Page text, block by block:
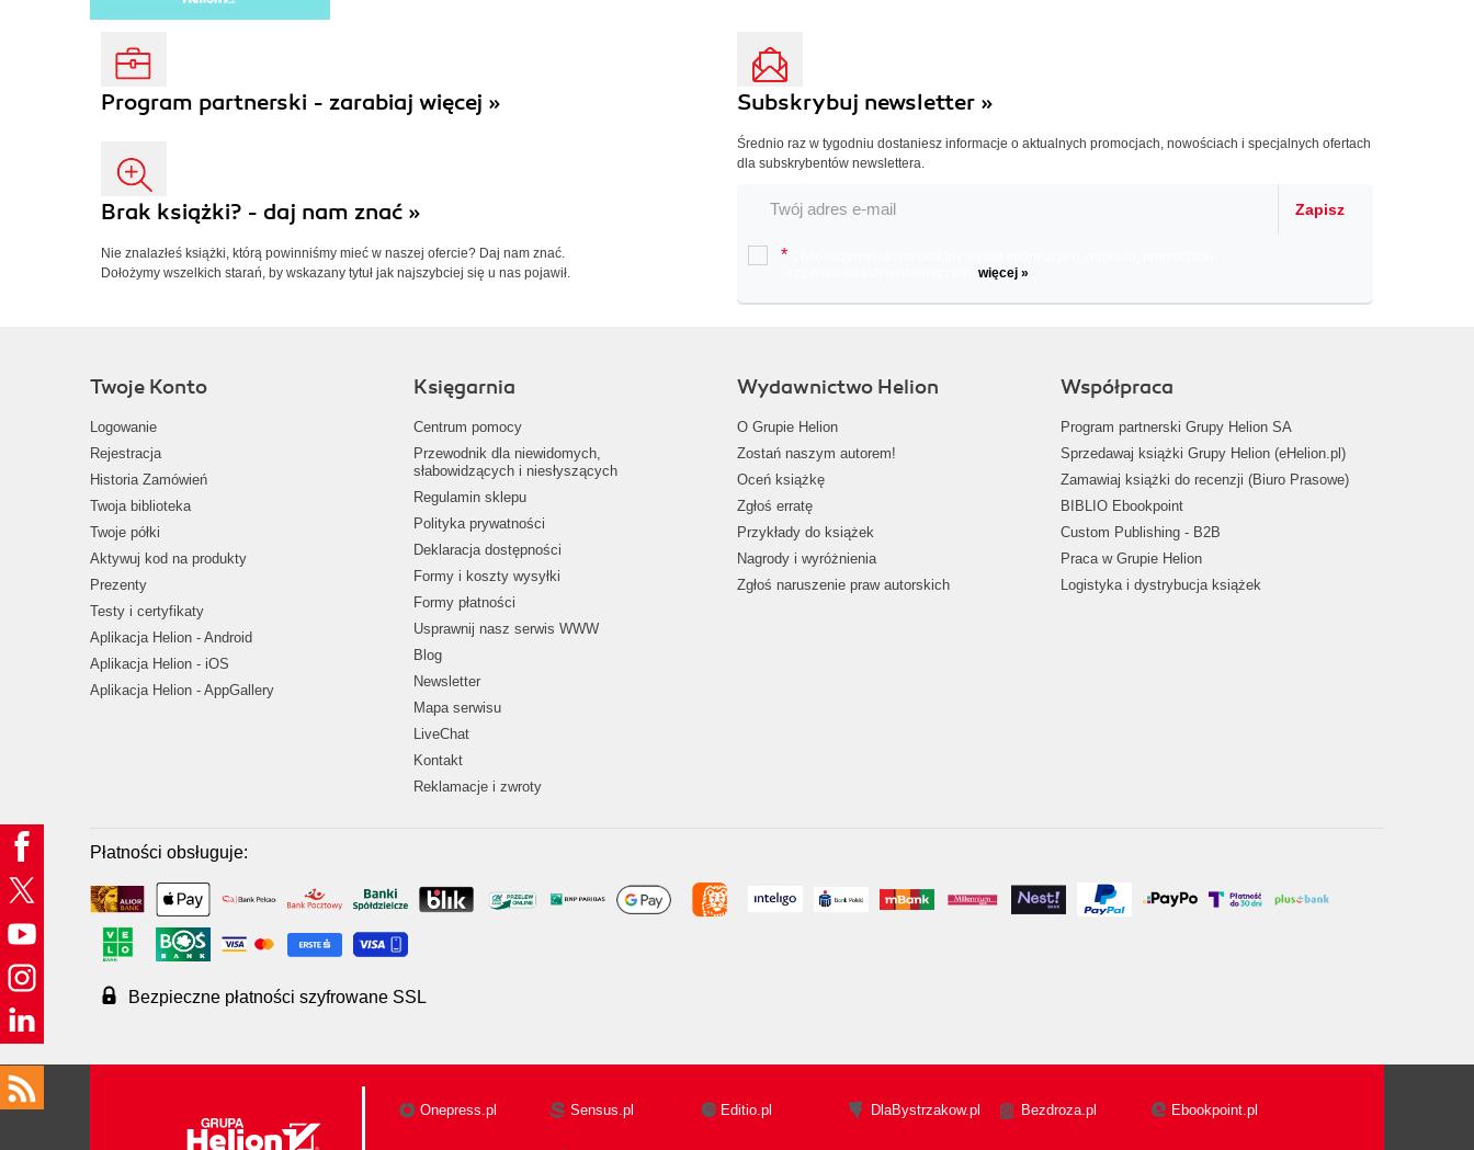
Program partnerski - zarabiaj więcej »
Brak książki? - daj nam znać »
Nie znalazłeś książki, którą powinniśmy mieć w naszej ofercie? Daj nam znać.
Dołożymy wszelkich starań, by wskazany tytuł jak najszybciej się u nas pojawił.
Subskrybuj newsletter »
Średnio raz w tygodniu dostaniesz informacje o aktualnych promocjach, nowościach i specjalnych ofertach
dla subskrybentów newslettera.
Zapisz
*
więcej »
Twoje Konto
Logowanie
Rejestracja
Historia Zamówień
Twoja biblioteka
Twoje półki
Aktywuj kod na produkty
Prezenty
Testy i certyfikaty
Aplikacja Helion - Android
Aplikacja Helion - iOS
Aplikacja Helion - AppGallery
Księgarnia
Centrum pomocy
Przewodnik dla niewidomych,
słabowidzących i niesłyszących
Regulamin sklepu
Polityka prywatności
Deklaracja dostępności
Formy i koszty wysyłki
Formy płatności
Usprawnij nasz serwis WWW
Blog
Newsletter
Mapa serwisu
LiveChat
Kontakt
Reklamacje i zwroty
Wydawnictwo Helion
O Grupie Helion
Zostań naszym autorem!
Oceń książkę
Zgłoś erratę
Przykłady do książek
Nagrody i wyróżnienia
Zgłoś naruszenie praw autorskich
Współpraca
Program partnerski Grupy Helion SA
Sprzedawaj książki Grupy Helion (eHelion.pl)
Zamawiaj książki do recenzji (Biuro Prasowe)
BIBLIO Ebookpoint
Custom Publishing - B2B
Praca w Grupie Helion
Logistyka i dystrybucja książek
Płatności obsługuje:
Bezpieczne płatności szyfrowane SSL
Onepress.pl Sensus.pl Editio.pl DlaBystrzakow.pl Bezdroza.pl Ebookpoint.pl